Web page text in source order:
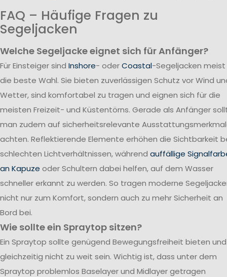
FAQ – Häufige Fragen zu
Segeljacken
Welche Segeljacke eignet sich für Anfänger?
Für Einsteiger sind Inshore- oderCoastal-Segeljacken meist
die beste Wahl. Sie bieten zuverlässigen Schutz vor Wind
Wetter, sind komfortabel zu tragen und eignen sich für die
meisten Freizeit- und Küstentörns. Gerade als Anfänger
man zudem auf sicherheitsrelevante
achten. Reflektierende Elemente erhöhen die Sichtbarkeit
schlechten Lichtverhältnissen, während auffällige
an Kapuze oder Schultern dabei helfen, auf dem Wasser
schneller erkannt zu werden. So tragen moderne
nicht nur zum Komfort, sondern auch zu mehr Sicherheit an
Bord bei.
Wie sollte ein Spraytop sitzen?
Ein Spraytop sollte genügend Bewegungsfreiheit bieten und
gleichzeitig nicht zu weit sein. Wichtig ist, dass unter dem
Spraytop problemlos Baselayer und Midlayer getragen